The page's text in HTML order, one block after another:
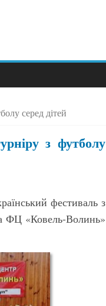
серед дітей
з футболу
фестиваль з
ФЦ «Ковель-Волинь»